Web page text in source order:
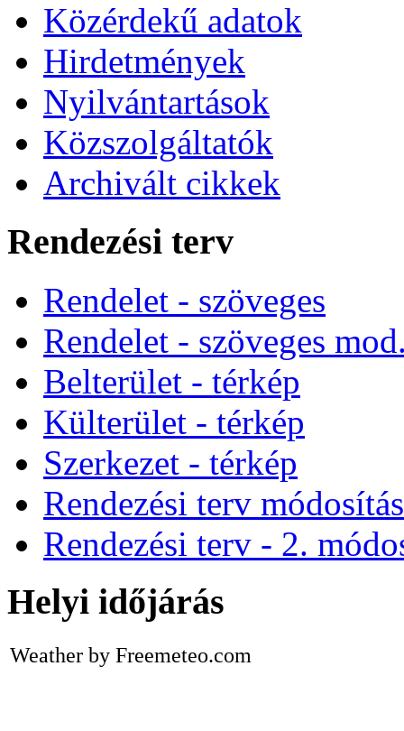
Közérdekű adatok
Hirdetmények
Nyilvántartások
Közszolgáltatók
Archivált cikkek
Rendezési terv
Rendelet - szöveges
Rendelet - szöveges
Belterület - térkép
Külterület - térkép
Szerkezet - térkép
Rendezési terv
Rendezési terv - 2.
Helyi időjárás
Weather by Freemeteo.com